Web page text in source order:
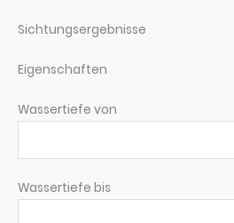
Sichtungsergebnisse
Eigenschaften
Wassertiefe von
Wassertiefe bis